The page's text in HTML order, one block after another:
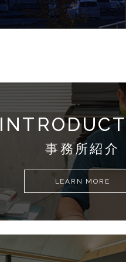
事務所紹介
LEARN MORE